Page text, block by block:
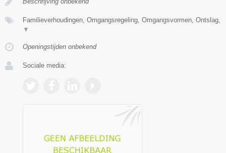
Familieverhoudingen, Omgangsregeling, Omgangsvormen, Ontslag,
▼
Openingstijden onbekend
Sociale media: